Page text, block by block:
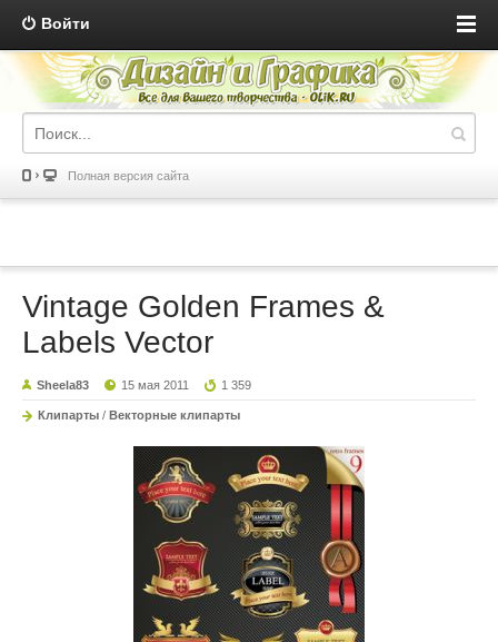
Войти
Полная версия сайта
Vintage Golden Frames &
Labels Vector
Sheela83 15 мая 2011 1 359
Клипарты / Векторные клипарты